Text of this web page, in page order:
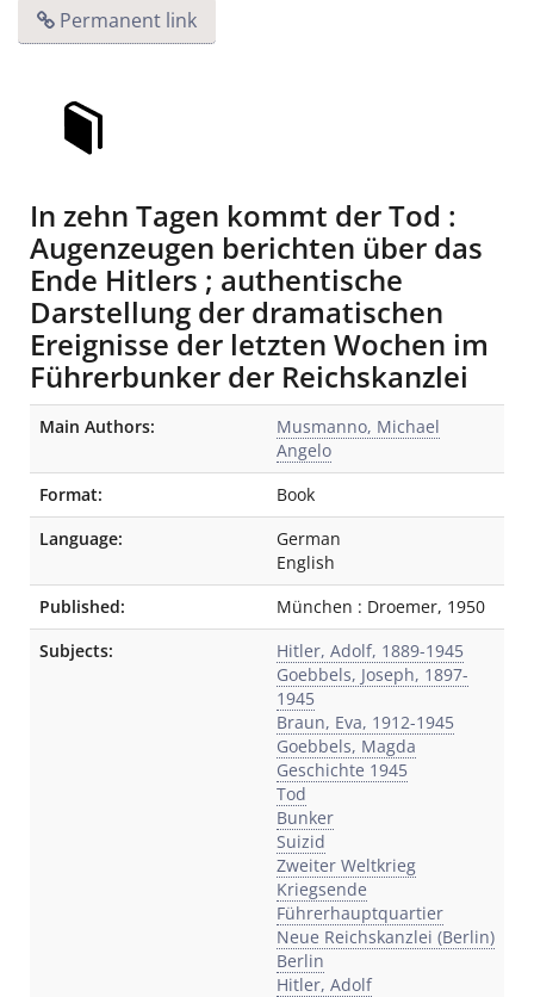
Permanent link
In zehn Tagen kommt der Tod :
Augenzeugen berichten über das
Ende Hitlers ; authentische
Darstellung der dramatischen
Ereignisse der letzten Wochen im
Führerbunker der Reichskanzlei
Bibliographic Details
Main Authors:
Musmanno, Michael
Angelo
Format:
Book
Language:
German
English
Published:
München : Droemer, 1950
Subjects:
Hitler, Adolf, 1889-1945
Goebbels, Joseph, 1897-
1945
Braun, Eva, 1912-1945
Goebbels, Magda
Geschichte 1945
Tod
Bunker
Suizid
Zweiter Weltkrieg
Kriegsende
Führerhauptquartier
Neue Reichskanzlei (Berlin)
Berlin
Hitler, Adolf